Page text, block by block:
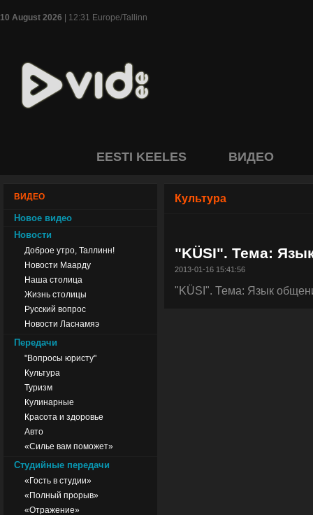
10 August 2026 | 12:31 Europe/Tallinn
EESTI KEELES ВИДЕО
ВИДЕО
Новое видео
Новости
Доброе утро, Таллинн!
Новости Маарду
Наша столица
Жизнь столицы
Русский вопрос
Новости Ласнамяэ
Передачи
"Вопросы юристу"
Культура
Туризм
Кулинарные
Красота и здоровье
Авто
«Силье вам поможет»
Студийные передачи
«Гость в студии»
«Полный прорыв»
«Отражение»
Культура
"KÜSI". Тема:
2013-01-16 15:41:56
"KÜSI". Тема: Язык